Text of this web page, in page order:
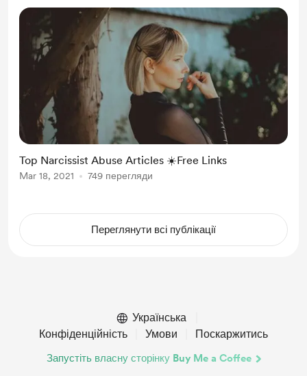
Top Narcissist Abuse Articles ☀️Free Links
Mar 18, 2021 749 перегляди
Переглянути всі публікації
Українська
Конфіденційність
Умови Поскаржитись
Запустіть власну сторінку Buy Me a Coffee